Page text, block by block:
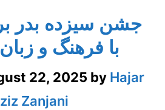
جشن سیزده بدر
با فرهنگ و
22, 2025 by Hajar
Zanjani